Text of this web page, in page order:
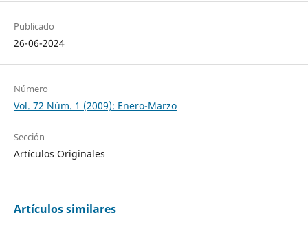
Publicado
26-06-2024
Número
Vol. 72 Núm. 1 (2009): Enero-Marzo
Sección
Artículos Originales
Artículos similares